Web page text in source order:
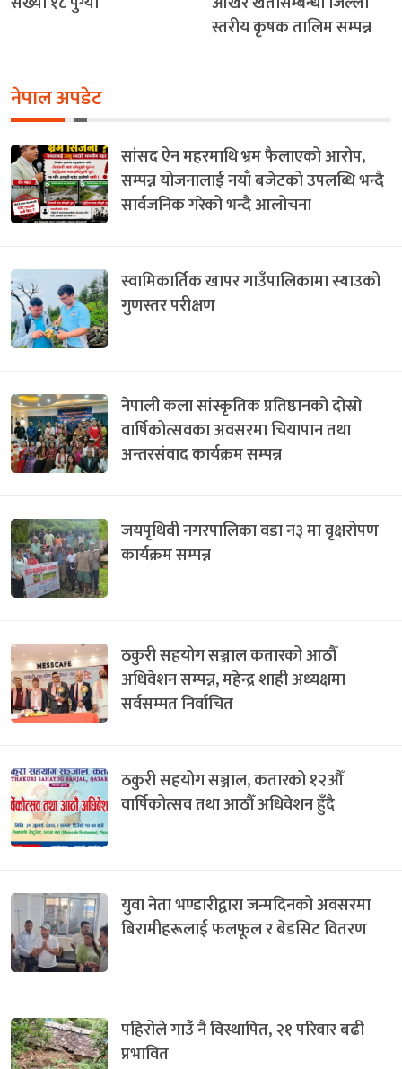
स्तरीय कृषक तालिम सम्पन्न
नेपाल अपडेट
सांसद ऐन महरमाथि भ्रम फैलाएको आरोप,
सम्पन्न योजनालाई नयाँ बजेटको उपलब्धि भन्दै
सार्वजनिक गरेको भन्दै आलोचना
स्वामिकार्तिक खापर गाउँपालिकामा स्याउको
गुणस्तर परीक्षण
नेपाली कला सांस्कृतिक प्रतिष्ठानको दोस्रो
वार्षिकोत्सवका अवसरमा चियापान तथा
अन्तरसंवाद कार्यक्रम सम्पन्न
जयपृथिवी नगरपालिका वडा न३ मा वृक्षरोपण
कार्यक्रम सम्पन्न
ठकुरी सहयोग सञ्जाल कतारको आठौँ
अधिवेशन सम्पन्न, महेन्द्र शाही अध्यक्षमा
सर्वसम्मत निर्वाचित
ठकुरी सहयोग सञ्जाल, कतारको १२औँ
वार्षिकोत्सव तथा आठौँ अधिवेशन हुँदै
युवा नेता भण्डारीद्वारा जन्मदिनको अवसरमा
बिरामीहरूलाई फलफूल र बेडसिट वितरण
पहिरोले गाउँ नै विस्थापित, २१ परिवार बढी
प्रभावित